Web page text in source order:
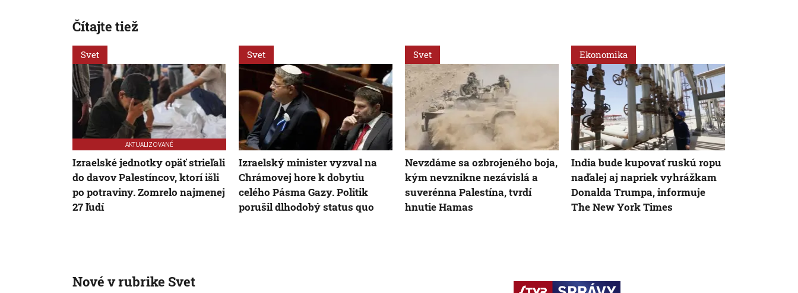
Čítajte tiež
Svet
AKTUALIZOVANÉ
Izraelské jednotky opäť strieľali
do davov Palestíncov, ktorí išli
po potraviny. Zomrelo najmenej
27 ľudí
Svet
Izraelský minister vyzval na
Chrámovej hore k dobytiu
celého Pásma Gazy. Politik
porušil dlhodobý status quo
Svet
Nevzdáme sa ozbrojeného boja,
kým nevznikne nezávislá a
suverénna Palestína, tvrdí
hnutie Hamas
Ekonomika
India bude kupovať ruskú ropu
naďalej aj napriek vyhrážkam
Donalda Trumpa, informuje
The New York Times
Nové v rubrike Svet